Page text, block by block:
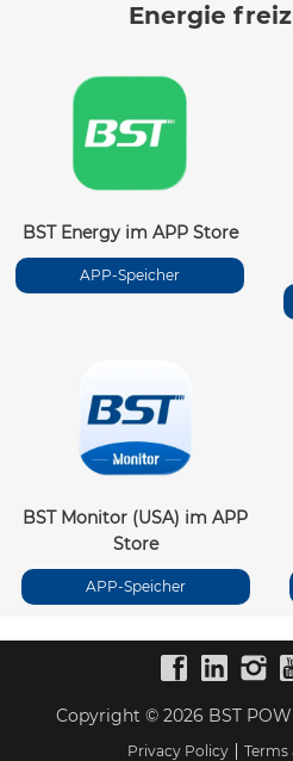
Energie
BST Energy im APP Store
APP-Speicher
BST Monitor (USA) im APP
Store
APP-Speicher
Copyright © 2026 BST
Privacy Policy